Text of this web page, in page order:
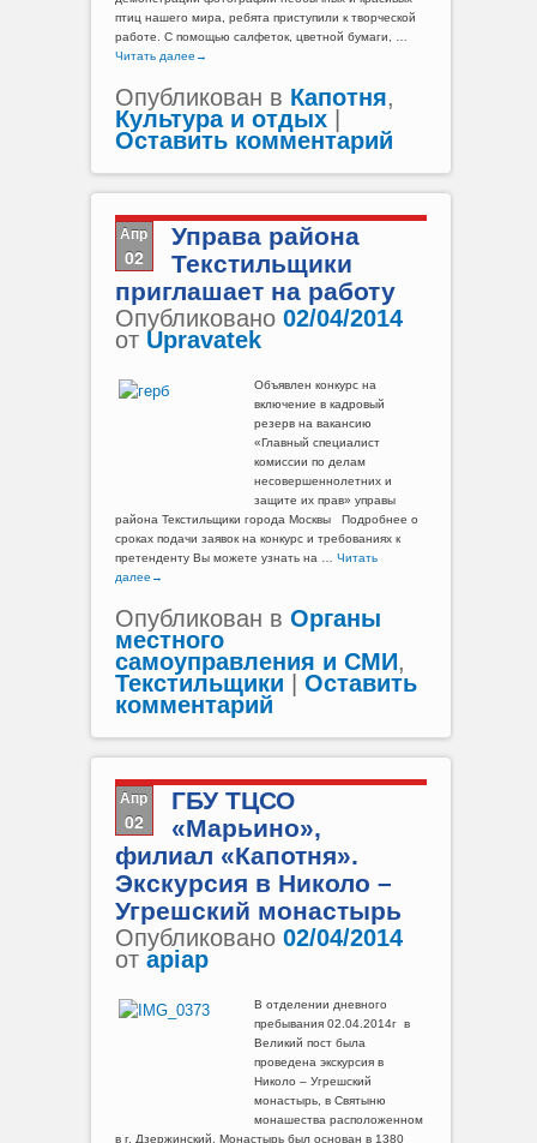
птиц нашего мира, ребята приступили к творческой
работе. С помощью салфеток, цветной бумаги, …
Читать далее →
Опубликован в Капотня,
Культура и отдых
Оставить комментарий
Апр
02
Управа района
Текстильщики
приглашает на работу
Опубликовано 02/04/2014
от Upravatek
Объявлен конкурс на
включение в кадровый
резерв на вакансию
«Главный специалист
комиссии по делам
несовершеннолетних и
защите их прав» управы
района Текстильщики города Москвы Подробнее о
сроках подачи заявок на конкурс и требованиях к
претенденту Вы можете узнать на … Читать
далее →
Опубликован в Органы
местного
самоуправления и СМИ,
Текстильщики
Оставить
комментарий
Апр
02
ГБУ ТЦСО
«Марьино»,
филиал «Капотня».
Экскурсия в Николо –
Угрешский монастырь
Опубликовано 02/04/2014
от apiap
В отделении дневного
пребывания 02.04.2014г в
Великий пост была
проведена экскурсия в
Николо – Угрешский
монастырь, в Святыню
монашества расположенном
в г. Дзержинский. Монастырь был основан в 1380